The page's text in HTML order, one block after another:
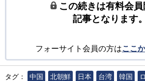
この続きは有料会
記事となります。
フォーサイト会員の方はここ
タグ： 中国 北朝鮮 日本 台湾 韓国